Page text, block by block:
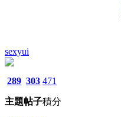
sexyui
289
主題
303
帖子
471
積分